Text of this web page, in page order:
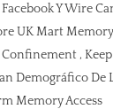
Y Wire
UK Mart
Confinement ,
Demográfico De
Memory Access